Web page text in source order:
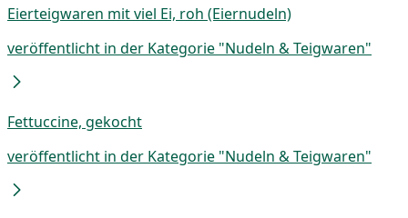
Eierteigwaren mit viel Ei, roh (Eiernudeln)
veröffentlicht in der Kategorie "Nudeln & Teigwaren"
Fettuccine, gekocht
veröffentlicht in der Kategorie "Nudeln & Teigwaren"